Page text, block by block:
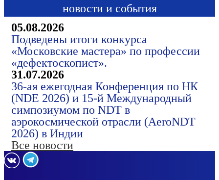
новости и события
05.08.2026
Подведены итоги конкурса
«Московские мастера» по профессии
«дефектоскопист».
31.07.2026
36-ая ежегодная Конференция по НК
(NDE 2026) и 15-й Международный
симпозиумом по NDT в
аэрокосмической отрасли (AeroNDT
2026) в Индии
Все новости